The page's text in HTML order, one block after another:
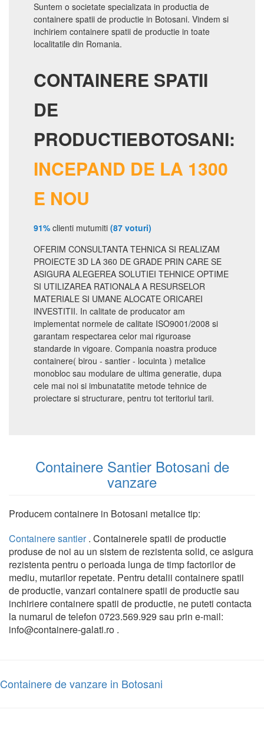
Suntem o societate specializata in productia de
containere spatii de productie in Botosani. Vindem si
inchiriem containere spatii de productie in toate
localitatile din Romania.
CONTAINERE SPATII
DE
PRODUCTIEBOTOSANI:
INCEPAND DE LA 1300
E NOU
91% clienti mutumiti (87 voturi)
OFERIM CONSULTANTA TEHNICA SI REALIZAM
PROIECTE 3D LA 360 DE GRADE PRIN CARE SE
ASIGURA ALEGEREA SOLUTIEI TEHNICE OPTIME
SI UTILIZAREA RATIONALA A RESURSELOR
MATERIALE SI UMANE ALOCATE ORICAREI
INVESTITII. In calitate de producator am
implementat normele de calitate ISO9001/2008 si
garantam respectarea celor mai riguroase
standarde in vigoare. Compania noastra produce
containere( birou - santier - locuinta ) metalice
monobloc sau modulare de ultima generatie, dupa
cele mai noi si imbunatatite metode tehnice de
proiectare si structurare, pentru tot teritoriul tarii.
Containere Santier Botosani de
vanzare
Producem containere in Botosani metalice tip:
Containere santier. Containerele spatii de productie
produse de noi au un sistem de rezistenta solid, ce asigura
rezistenta pentru o perioada lunga de timp factorilor de
mediu, mutarilor repetate. Pentru detalii containere spatii
de productie, vanzari containere spatii de productie sau
inchiriere containere spatii de productie, ne puteti contacta
la numarul de telefon 0723.569.929 sau prin e-mail:
info@containere-galati.ro .
Containere de vanzare in Botosani